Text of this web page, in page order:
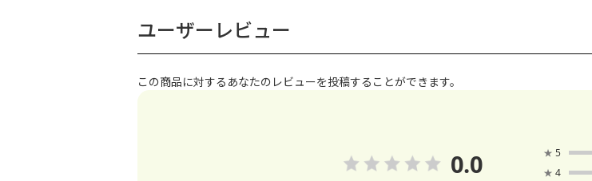
ユーザーレビュー
この商品に対するあなたのレビューを投稿することができます。
0.0 ★ 5
★ 4